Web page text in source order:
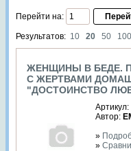
Перейти на:
Результатов: 10 20 50 100
ЖЕНЩИНЫ В БЕДЕ.
С ЖЕРТВАМИ
"ДОСТОИНСТВО
Артикул:
Автор:
»
»